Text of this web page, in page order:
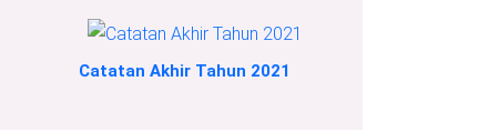
Catatan Akhir Tahun 2021